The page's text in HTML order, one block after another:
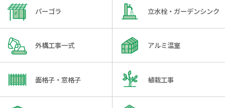
パーゴラ 立水栓・ガーデンシンク
外構工事一式 アルミ温室
面格子・窓格子 植栽工事